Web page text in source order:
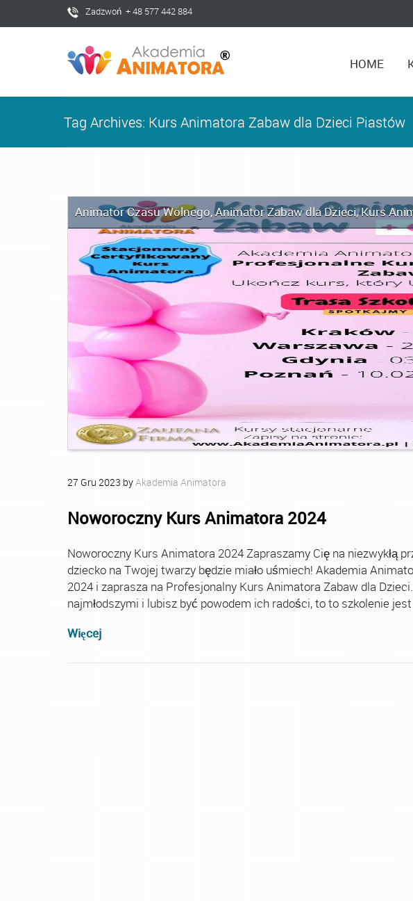
Zadzwoń + 48 577 442 884
HOME
Tag Archives: Kurs Animatora Zabaw dla Dzieci Piastów
Animator Czasu Wolnego,Animator Zabaw dla Dzieci,Kurs
27 Gru 2023 byAkademia Animatora
Noworoczny Kurs Animatora 2024
Noworoczny Kurs Animatora 2024 Zapraszamy Cię na niezwykłą
dziecko na Twojej twarzy będzie miało uśmiech! Akademia
2024 i zaprasza na Profesjonalny Kurs Animatora Zabaw dla
najmłodszymi i lubisz być powodem ich radości, to to szkolenie
Więcej